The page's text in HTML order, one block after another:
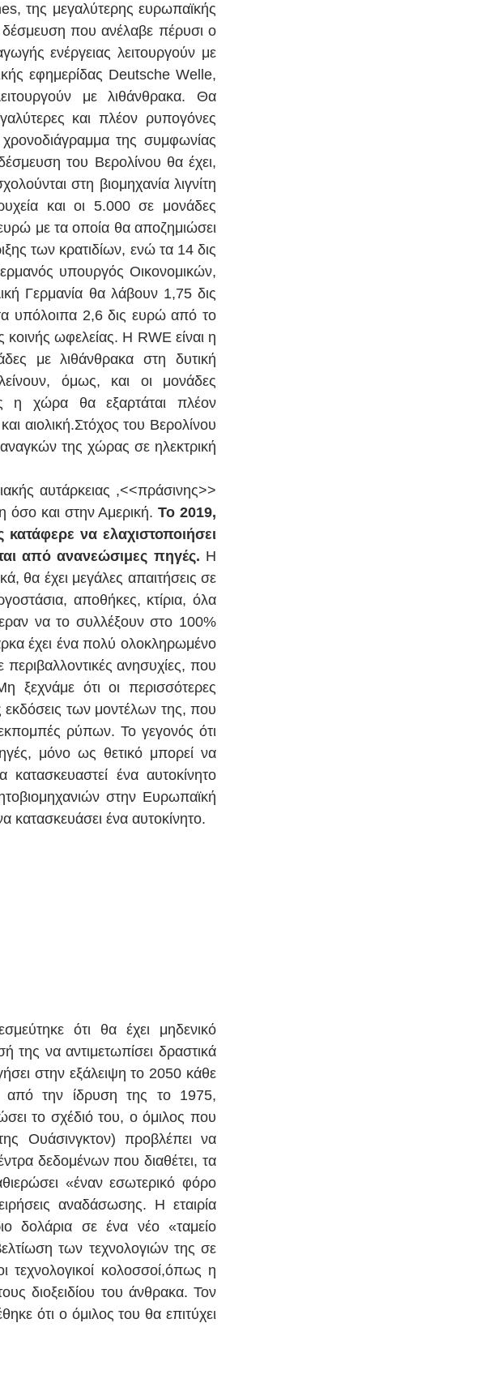
της μεγαλύτερης ευρωπαϊκής
δέσμευση που ανέλαβε πέρυσι ο
ενέργειας λειτουργούν με
εφημερίδας Deutsche Welle,
με λιθάνθρακα. Θα
και πλέον ρυπογόνες
της συμφωνίας
του Βερολίνου θα έχει,
στη βιομηχανία λιγνίτη
και οι 5.000 σε μονάδες
με τα οποία θα αποζημιώσει
των κρατιδίων, ενώ τα 14 δις
υπουργός Οικονομικών,
Γερμανία θα λάβουν 1,75 δις
υπόλοιπα 2,6 δις ευρώ από το
κοινής ωφελείας. Η RWE είναι η
με λιθάνθρακα στη δυτική
όμως, και οι μονάδες
η χώρα θα εξαρτάται πλέον
αιολική.Στόχος του Βερολίνου
αναγκών της χώρας σε ηλεκτρική
αυτάρκειας ,<<πράσινης>>
όσο και στην Αμερική. Το 2019,
να ελαχιστοποιήσει
από ανανεώσιμες πηγές. Η
θα έχει μεγάλες απαιτήσεις σε
αποθήκες, κτίρια, όλα
να το συλλέξουν στο 100%
έχει ένα πολύ ολοκληρωμένο
ανησυχίες, που
ξεχνάμε ότι οι περισσότερες
των μοντέλων της, που
ρύπων. Το γεγονός ότι
μόνο ως θετικό μπορεί να
κατασκευαστεί ένα αυτοκίνητο
στην Ευρωπαϊκή
κατασκευάσει ένα αυτοκίνητο.
ότι θα έχει μηδενικό
να αντιμετωπίσει δραστικά
στην εξάλειψη το 2050 κάθε
την ίδρυση της το 1975,
το σχέδιό του, ο όμιλος που
Ουάσινγκτον) προβλέπει να
δεδομένων που διαθέτει, τα
«έναν εσωτερικό φόρο
αναδάσωσης. Η εταιρία
δολάρια σε ένα νέο «ταμείο
των τεχνολογιών της σε
τεχνολογικοί κολοσσοί,όπως η
διοξειδίου του άνθρακα. Τον
ότι ο όμιλος του θα επιτύχει